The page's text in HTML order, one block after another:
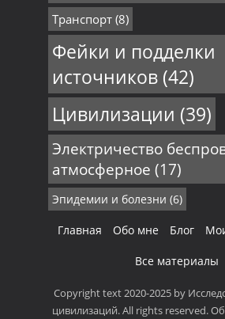
Транспорт(8)
Фейки и подделки
источников(42)
Цивилизации (39)
Электричество
атмосферное (17)
Эпидемии и болезни (6)
Главная Обо мне Блог
Все материалы
Copyright text 2020-2025 by
цивилизаций. All rights reserved.